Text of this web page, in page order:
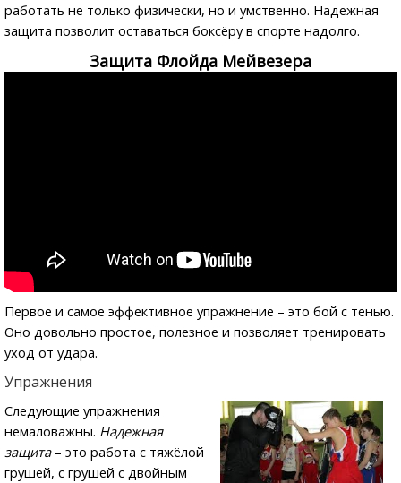
работать не только физически, но и умственно. Надежная
защита позволит оставаться боксёру в спорте надолго.
Защита Флойда Мейвезера
Первое и самое эффективное упражнение – это бой с тенью.
Оно довольно простое, полезное и позволяет тренировать
уход от удара.
Упражнения
Следующие упражнения
немаловажны. Надежная
защита– это работа с тяжёлой
грушей, с грушей с двойным